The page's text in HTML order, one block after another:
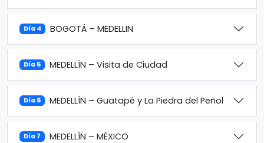
Día 4 BOGOTÁ – MEDELLIN
Día 5 MEDELLÍN – Visita de Ciudad
Día 6 MEDELLÍN – Guatapé y La Piedra del Peñol
Día 7 MEDELLÍN – MÉXICO